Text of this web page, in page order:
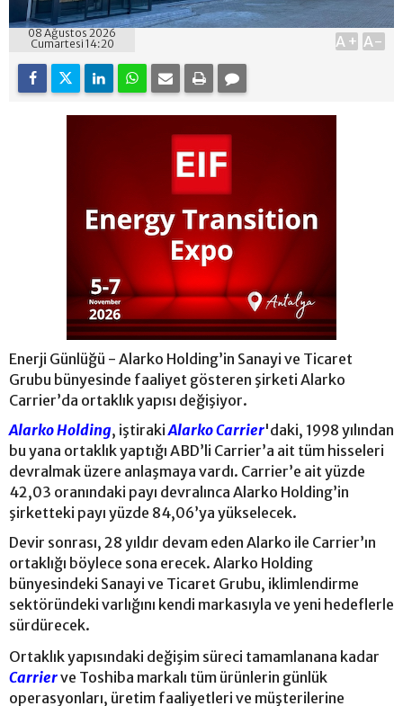
08 Ağustos 2026
Cumartesi 14:20
A+ A-
Enerji Günlüğü - Alarko Holding’in Sanayi ve Ticaret
Grubu bünyesinde faaliyet gösteren şirketi Alarko
Carrier’da ortaklık yapısı değişiyor.
Alarko Holding, iştirakiAlarko Carrier'daki, 1998 yılından
bu yana ortaklık yaptığı ABD’li Carrier’a ait tüm hisseleri
devralmak üzere anlaşmaya vardı. Carrier’e ait yüzde
42,03 oranındaki payı devralınca Alarko Holding’in
şirketteki payı yüzde 84,06’ya yükselecek.
Devir sonrası, 28 yıldır devam eden Alarko ile Carrier’ın
ortaklığı böylece sona erecek. Alarko Holding
bünyesindeki Sanayi ve Ticaret Grubu, iklimlendirme
sektöründeki varlığını kendi markasıyla ve yeni hedeflerle
sürdürecek.
Ortaklık yapısındaki değişim süreci tamamlanana kadar
Carrierve Toshiba markalı tüm ürünlerin günlük
operasyonları, üretim faaliyetleri ve müşterilerine